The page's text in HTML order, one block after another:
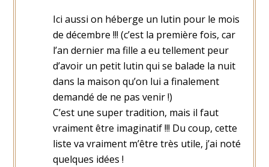
Ici aussi on héberge un lutin pour le mois
de décembre !!! (c’est la première fois, car
l’an dernier ma fille a eu tellement peur
d’avoir un petit lutin qui se balade la nuit
dans la maison qu’on lui a finalement
demandé de ne pas venir !)
C’est une super tradition, mais il faut
vraiment être imaginatif !!! Du coup, cette
liste va vraiment m’être très utile, j’ai noté
quelques idées !